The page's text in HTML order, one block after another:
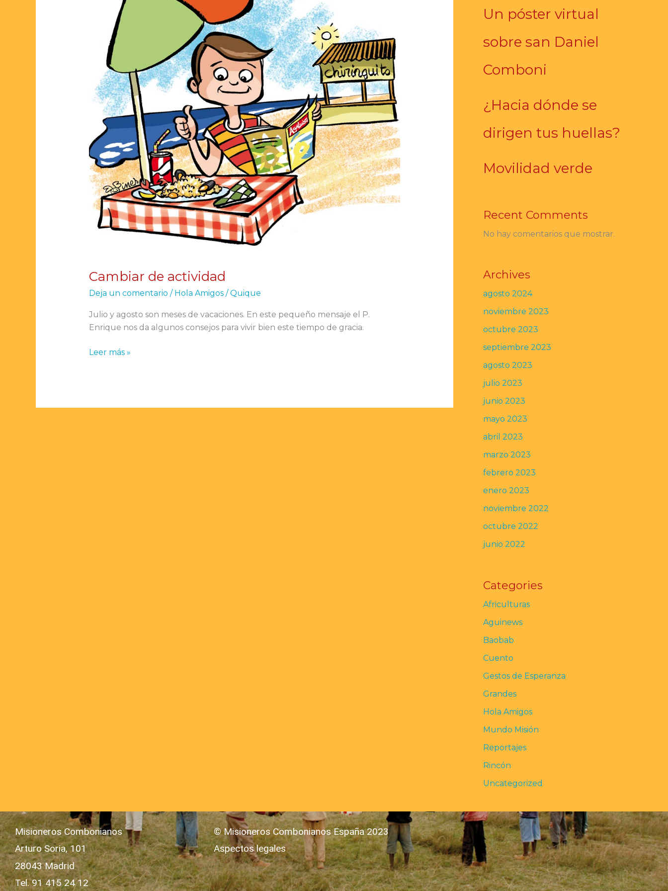
Cambiar de actividad
Deja un comentario / Hola Amigos/Quique
Julio y agosto son meses de vacaciones. En este pequeño mensaje el P.
Enrique nos da algunos consejos para vivir bien este tiempo de gracia.
Leer más »
Un póster virtual
sobre san Daniel
Comboni
¿Hacia dónde se
dirigen tus huellas?
Movilidad verde
Recent Comments
No hay comentarios que mostrar.
Archives
agosto 2024
noviembre 2023
octubre 2023
septiembre 2023
agosto 2023
julio 2023
junio 2023
mayo 2023
abril 2023
marzo 2023
febrero 2023
enero 2023
noviembre 2022
octubre 2022
junio 2022
Categories
Africulturas
Aguinews
Baobab
Cuento
Gestos de Esperanza
Grandes
Hola Amigos
Mundo Misión
Reportajes
Rincón
Uncategorized
Misioneros Combonianos
Arturo Soria, 101
28043 Madrid
Tel. 91 415 24 12
© Misioneros Combonianos España 2023
Aspectos legales